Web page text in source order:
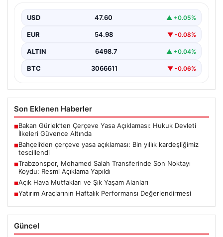
USD 47.60 ▲ +0.05%
EUR 54.98 ▼ -0.08%
ALTIN 6498.7 ▲ +0.04%
BTC 3066611 ▼ -0.06%
Son Eklenen Haberler
■Bakan Gürlek’ten Çerçeve Yasa Açıklaması: Hukuk Devleti
İlkeleri Güvence Altında
■Bahçeli’den çerçeve yasa açıklaması: Bin yıllık kardeşliğimiz
tescillendi
■Trabzonspor, Mohamed Salah Transferinde Son Noktayı
Koydu: Resmi Açıklama Yapıldı
■Açık Hava Mutfakları ve Şık Yaşam Alanları
■Yatırım Araçlarının Haftalık Performansı Değerlendirmesi
Güncel